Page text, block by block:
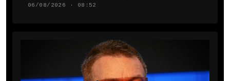
06/08/2026 · 08:52